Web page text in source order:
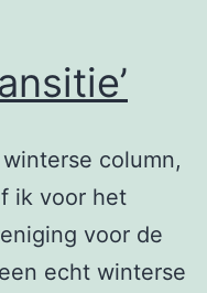
column,
ik voor het
voor de
echt winterse